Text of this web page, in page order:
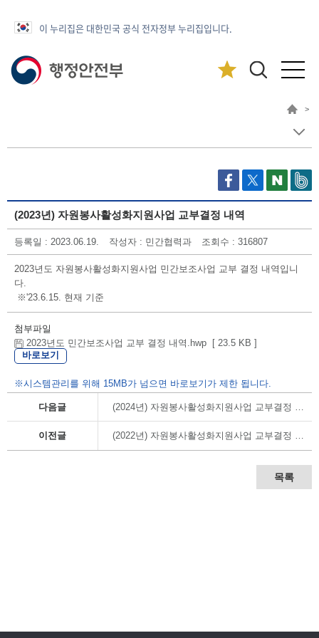
이 누리집은 대한민국 공식 전자정부 누리집입니다.
>
(2023년) 자원봉사활성화지원사업 교부결정 내역
등록일 : 2023.06.19. 작성자 : 민간협력과 조회수 : 316807
2023년도 자원봉사활성화지원사업 민간보조사업 교부 결정 내역입니
다.
※'23.6.15. 현재 기준
첨부파일
2023년도 민간보조사업 교부 결정 내역.hwp [ 23.5 KB ]
바로보기
※시스템관리를 위해 15MB가 넘으면 바로보기가 제한 됩니다.
다음글 (2024년) 자원봉사활성화지원사업 교부결정 내역
이전글 (2022년) 자원봉사활성화지원사업 교부결정 내역
목록